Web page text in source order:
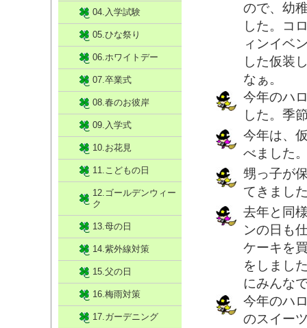
ので、幼
した。コ
ィンイベ
した仮装
なぁ。
今年のハ
した。季
今年は、
べました
甥っ子が
てきまし
去年と同
ンの日も
ケーキを
をしまし
にみんな
今年のハ
のスイー
04.入学試験
05.ひな祭り
06.ホワイトデー
07.卒業式
08.春のお彼岸
09.入学式
10.お花見
11.こどもの日
12.ゴールデンウィー
ク
13.母の日
14.紫外線対策
15.父の日
16.梅雨対策
17.ガーデニング